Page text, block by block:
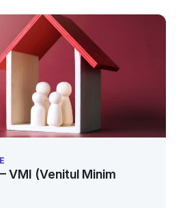
VMI (Venitul Minim